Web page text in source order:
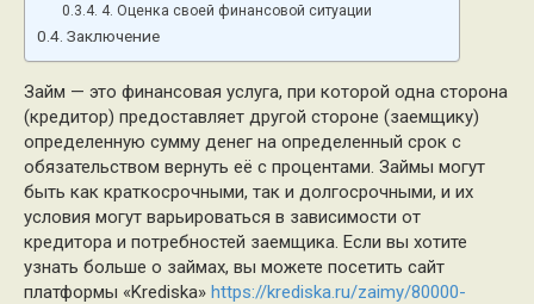
4. Оценка своей финансовой ситуации
Заключение
Займ — это финансовая услуга, при которой одна сторона
(кредитор) предоставляет другой стороне (заемщику)
определенную сумму денег на определенный срок с
обязательством вернуть её с процентами. Займы могут
быть как краткосрочными, так и долгосрочными, и их
условия могут варьироваться в зависимости от
кредитора и потребностей заемщика. Если вы хотите
узнать больше о займах, вы можете посетить сайт
платформы «Krediska» https://krediska.ru/zaimy/80000-